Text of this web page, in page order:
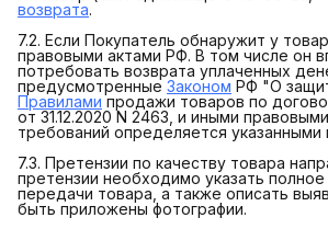
возврата.
7.2. Если Покупатель обнаружит у
правовыми актами РФ. В том числе он
потребовать возврата уплаченных
предусмотренные Законом РФ "О
Правиламипродажи товаров по
от 31.12.2020 N 2463, и иными
требований определяется указанными
7.3. Претензии по качеству товара
претензии необходимо указать
передачи товара, а также описать
быть приложены фотографии.